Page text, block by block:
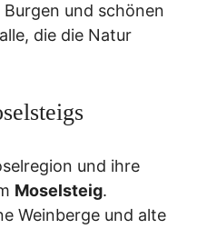
und schönen
die die Natur
und ihre
Moselsteig.
Weinberge und alte